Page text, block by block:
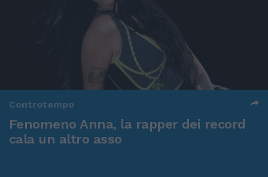
Controtempo
Fenomeno Anna, la rapper dei record
cala un altro asso